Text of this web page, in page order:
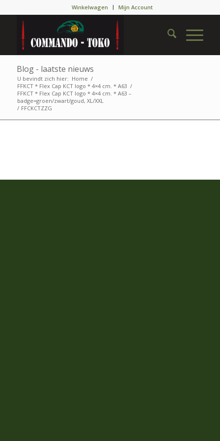
Winkelwagen Mijn Account
Blog - laatste nieuws
U bevindt zich hier: Home /
FFKCT * Flex Cap KCT logo * 4×4 cm. * A63 /
FFKCT * Flex Cap KCT logo * 4×4 cm. * A63 –
badge=groen/zwart/goud, XL/XXL
/ FFCKCTZZG